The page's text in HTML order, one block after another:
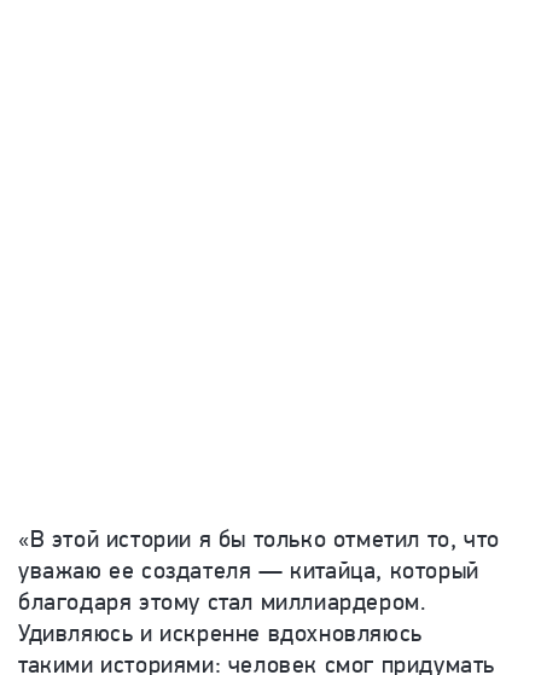
«В этой истории я бы только отметил то, что
уважаю ее создателя — китайца, который
благодаря этому стал миллиардером.
Удивляюсь и искренне вдохновляюсь
такими историями: человек смог придумать